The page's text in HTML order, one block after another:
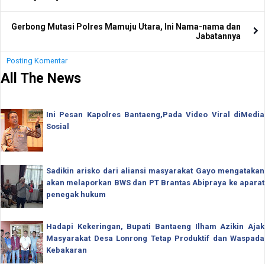
Gerbong Mutasi Polres Mamuju Utara, Ini Nama-nama dan
Jabatannya
Posting Komentar
All The News
Ini Pesan Kapolres Bantaeng,Pada Video Viral diMedia
Sosial
Sadikin arisko dari aliansi masyarakat Gayo mengatakan
akan melaporkan BWS dan PT Brantas Abipraya ke aparat
penegak hukum
Hadapi Kekeringan, Bupati Bantaeng Ilham Azikin Ajak
Masyarakat Desa Lonrong Tetap Produktif dan Waspada
Kebakaran